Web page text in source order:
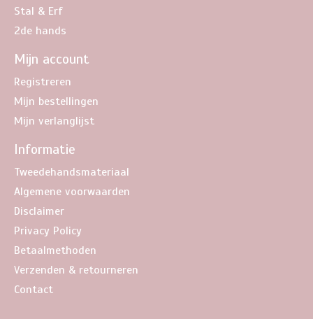
Stal & Erf
2de hands
Mijn account
Registreren
Mijn bestellingen
Mijn verlanglijst
Informatie
Tweedehandsmateriaal
Algemene voorwaarden
Disclaimer
Privacy Policy
Betaalmethoden
Verzenden & retourneren
Contact